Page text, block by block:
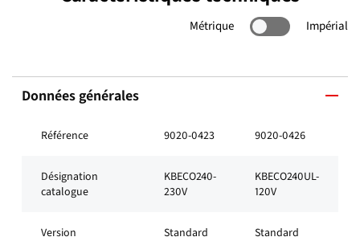
Métrique Impérial
Données générales
Référence 9020-0423 9020-0426
Désignation
catalogue
KBECO240-
230V
KBECO240UL-
120V
Version Standard Standard